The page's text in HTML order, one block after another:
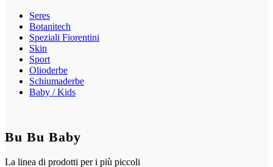
Seres
Botanitech
Speziali Fiorentini
Skin
Sport
Olioderbe
Schiumaderbe
Baby / Kids
Bu Bu Baby
La linea di prodotti per i più piccoli